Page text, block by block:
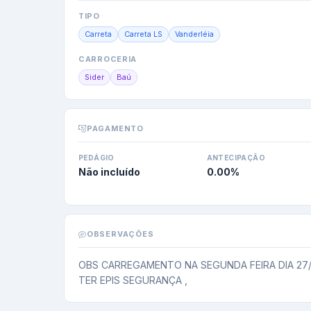
TIPO
Carreta Carreta LS Vanderléia
CARROCERIA
Sider Baú
PAGAMENTO
PEDÁGIO
Não incluído
ANTECIPAÇÃO
0.00%
OBSERVAÇÕES
OBS CARREGAMENTO NA SEGUNDA FEIRA DIA
TER EPIS SEGURANÇA ,